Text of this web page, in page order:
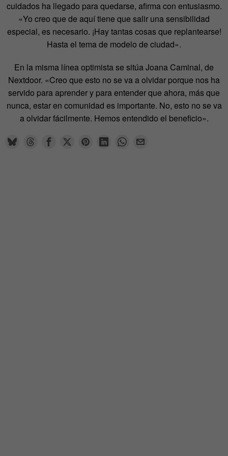
cuidados ha llegado para quedarse, afirma con entusiasmo.
«Yo creo que de aquí tiene que salir una sensibilidad
especial, es necesario. ¡Hay tantas cosas que replantearse!
Hasta el tema de modelo de ciudad».
En la misma línea optimista se sitúa Joana Caminal, de
Nextdoor. «Creo que esto no se va a olvidar porque nos ha
servido para aprender y para entender que ahora, más que
nunca, estar en comunidad es importante. No, esto no se va
a olvidar fácilmente. Hemos entendido el beneficio».